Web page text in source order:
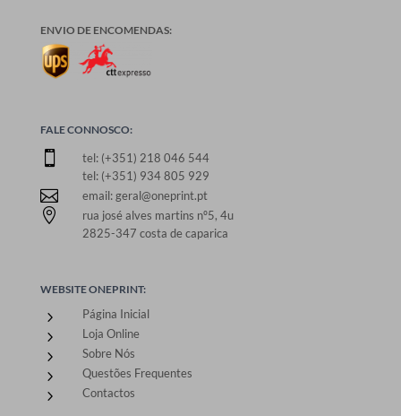
ENVIO DE ENCOMENDAS:
FALE CONNOSCO:

tel: (+351) 218 046 544
tel: (+351) 934 805 929
 email: geral@oneprint.pt

rua josé alves martins nº5, 4u
2825-347 costa de caparica
WEBSITE ONEPRINT:
5 Página Inicial
5 Loja Online
5 Sobre Nós
5 Questões Frequentes
5 Contactos